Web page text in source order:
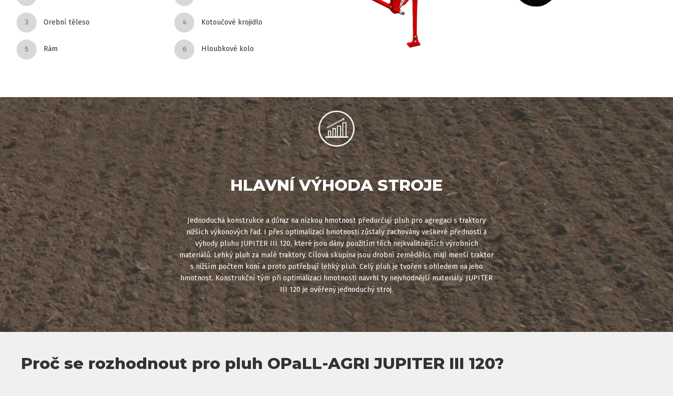
Orební těleso Kotoučové krojidlo
Rám Hloubkové kolo
HLAVNÍ VÝHODA STROJE
Jednoduchá konstrukce a důraz na nízkou hmotnost předurčují pluh pro agregaci s traktory
nižších výkonových řad. I přes optimalizaci hmotnosti zůstaly zachovány veškeré přednosti a
výhody pluhu JUPITER III 120, které jsou dány použitím těch nejkvalitnějších výrobních
materiálů. Lehký pluh za malé traktory. Cílová skupina jsou drobní zemědělci, mají menší traktor
s nižším počtem koní a proto potřebují lehký pluh. Celý pluh je tvořen s ohledem na jeho
hmotnost. Konstrukční tým při optimalizaci hmotnosti navrhl ty nejvhodnější materiály. JUPITER
III 120 je ověřený jednoduchý stroj.
Proč se rozhodnout pro pluh OPaLL-AGRI JUPITER III 120?